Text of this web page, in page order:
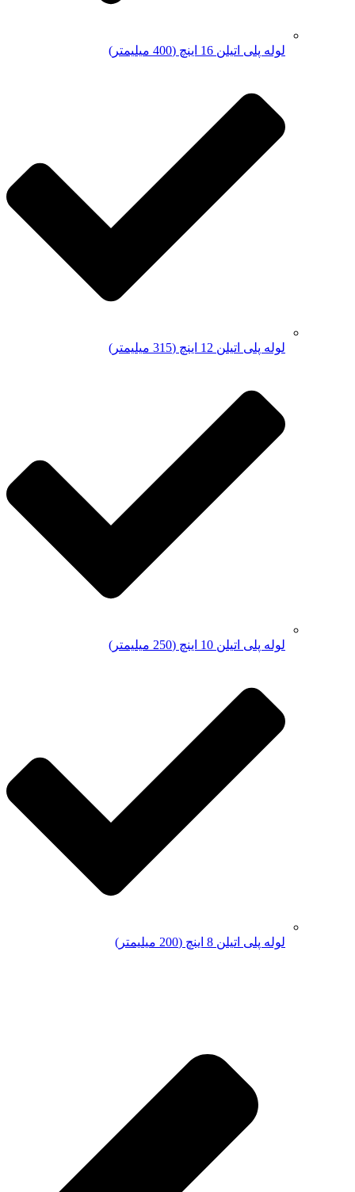
لوله پلی اتیلن 16 اینچ (400 میلیمتر)
لوله پلی اتیلن 12 اینچ (315 میلیمتر)
لوله پلی اتیلن 10 اینچ (250 میلیمتر)
لوله پلی اتیلن 8 اینچ (200 میلیمتر)